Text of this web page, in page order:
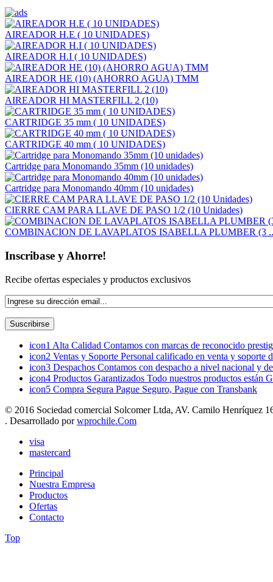
AIREADOR H.E ( 10 UNIDADES)
AIREADOR H.I ( 10 UNIDADES)
AIREADOR HE (10) (AHORRO AGUA) TMM
AIREADOR HI MASTERFILL 2 (10)
CARTRIDGE 35 mm ( 10 UNIDADES)
CARTRIDGE 40 mm ( 10 UNIDADES)
Cartridge para Monomando 35mm (10 unidades)
Cartridge para Monomando 40mm (10 unidades)
CIERRE CAM PARA LLAVE DE PASO 1/2 (10 Unidades)
COMBINACION DE LAVAPLATOS ISABELLA PLUMBER (3
Inscribase y Ahorre!
Recibe ofertas especiales y productos exclusivos
icon1 Alta Calidad Contamos con marcas de reconocido
icon2 Ventas y Soporte Personal calificado en venta y soporte
icon3 Despachos Contamos con despacho a nivel nacional y
icon4 Productos Garantizados Todo nuestros productos están
icon5 Compra Segura Pague Seguro, Pague con Transbank
© 2016 Sociedad comercial Solcomer Ltda, AV. Camilo Henríquez
. Desarrollado porwprochile.Com
visa
mastercard
Principal
Nuestra Empresa
Productos
Ofertas
Contacto
Top